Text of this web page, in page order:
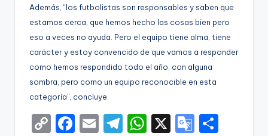
Además, “los futbolistas son responsables y saben que
estamos cerca, que hemos hecho las cosas bien pero
eso a veces no ayuda. Pero el equipo tiene alma, tiene
carácter y estoy convencido de que vamos a responder
como hemos respondido todo el año, con alguna
sombra, pero como un equipo reconocible en esta
categoría”, concluye.
C F
E
T
W X
G